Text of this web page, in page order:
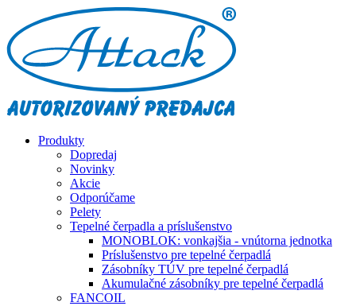
Produkty
Dopredaj
Novinky
Akcie
Odporúčame
Pelety
Tepelné čerpadla a príslušenstvo
MONOBLOK: vonkajšia - vnútorna jednotka
Príslušenstvo pre tepelné čerpadlá
Zásobníky TÚV pre tepelné čerpadlá
Akumulačné zásobníky pre tepelné čerpadlá
FANCOIL